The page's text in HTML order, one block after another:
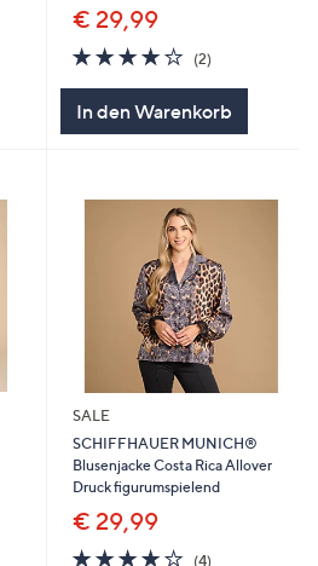
€ 29,99
4.0
von
(2)2
In den Warenkorb
SALE
SCHIFFHAUER MUNICH®
Blusenjacke Costa Rica Allover
Druck figurumspielend
€ 29,99
3.8
(4)4